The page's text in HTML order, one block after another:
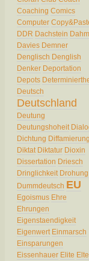
Coaching Comics
Computer
DDR Dachstein
Davies Demner
Denglisch Denglish
Denker Deportation
Depots
Deutsch
Deutschland
Deutung
Deutungshoheit
Dichtung Diffamierung
Diktat Diktatur Dioxin
Dissertation Driesch
Dringlichkeit Drohung
Dummdeutsch EU
Egoismus Ehre
Ehrungen
Eigenstaendigkeit
Eigenwert Einmarsch
Einsparungen
Eissenhauer Elite